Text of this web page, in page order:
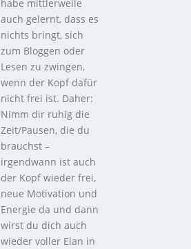
habe mittlerweile
auch gelernt, dass es
nichts bringt, sich
zum Bloggen oder
Lesen zu zwingen,
wenn der Kopf dafür
nicht frei ist. Daher:
Nimm dir ruhig die
Zeit/Pausen, die du
brauchst –
irgendwann ist auch
der Kopf wieder frei,
neue Motivation und
Energie da und dann
wirst du dich auch
wieder voller Elan in